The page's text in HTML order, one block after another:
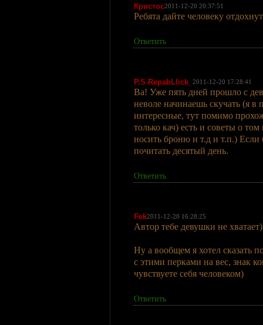
Кристос2011-12-20 20:37:51
Ребята дайте человеку
Ответить
P.S-RepabLlick_2011-12-20 17:28:41
Ва! Уже пять дней прошло с
неволе начинаешь скучать (я
интересные, тут помимо
только кач) есть и советы о
носить броню и т.д и т.п.) Если
почитать десятый день.
Ответить
Fek2011-12-20 16:28:25
Автор тебе девушки не
Ну а вообщем я хотел сказать
с этими перками на вес, знак
чувствуете себя человеком)
Ответить